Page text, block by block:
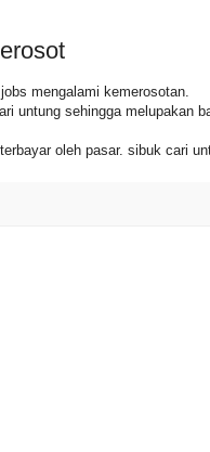
mengalami kemerosotan.
untung sehingga melupakan
oleh pasar. sibuk cari